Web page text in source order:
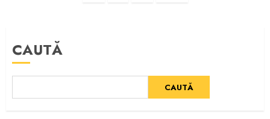
CAUTĂ
CAUTĂ